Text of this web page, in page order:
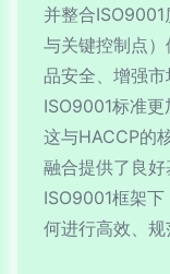
并整合
与关键控制点
品安全、增强
ISO9001标准更
这与HACCP的
融合提供了良
ISO9001框架
何进行高效、规